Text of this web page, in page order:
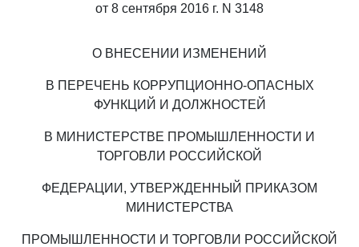
от 8 сентября 2016 г. N 3148
О ВНЕСЕНИИ ИЗМЕНЕНИЙ
В ПЕРЕЧЕНЬ КОРРУПЦИОННО-ОПАСНЫХ
ФУНКЦИЙ И ДОЛЖНОСТЕЙ
В МИНИСТЕРСТВЕ ПРОМЫШЛЕННОСТИ И
ТОРГОВЛИ РОССИЙСКОЙ
ФЕДЕРАЦИИ, УТВЕРЖДЕННЫЙ ПРИКАЗОМ
МИНИСТЕРСТВА
ПРОМЫШЛЕННОСТИ И ТОРГОВЛИ РОССИЙСКОЙ